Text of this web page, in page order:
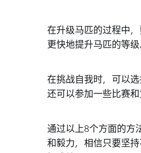
在升级马匹的过程中
更快地提升马匹的等级
在挑战自我时，可以
还可以参加一些比赛
通过以上8个方面的方
和毅力，相信只要坚